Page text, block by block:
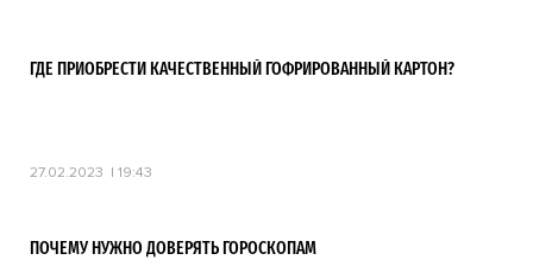
ГДЕ ПРИОБРЕСТИ КАЧЕСТВЕННЫЙ ГОФРИРОВАННЫЙ КАРТОН?
27.02.2023 19:43
ПОЧЕМУ НУЖНО ДОВЕРЯТЬ ГОРОСКОПАМ